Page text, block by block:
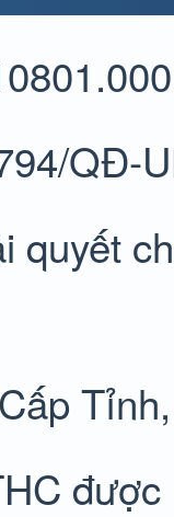
QĐ-
quyết
Cấp
được